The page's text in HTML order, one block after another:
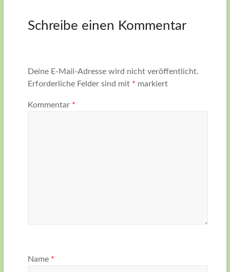
Schreibe einen Kommentar
Deine E-Mail-Adresse wird nicht veröffentlicht.
Erforderliche Felder sind mit * markiert
Kommentar *
Name *